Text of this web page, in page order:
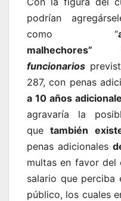
podrían
como “
malhechores”
funcionarios
287, con penas
a 10 años
agravaría la
quetambién
penas adicionales
multas en favor del
salario que perciba
público, los cuales